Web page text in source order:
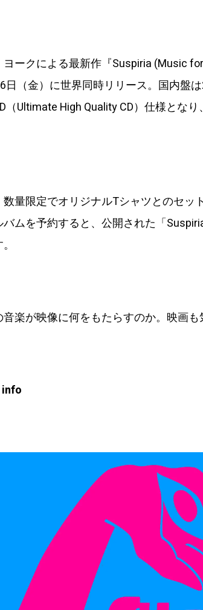
ヨークによる最新作『Suspiria (Music
日（金）に世界同時リリース。国内盤
（Ultimate High Quality CD）仕様とな
数量限定でオリジナルTシャツとのセッ
バムを予約すると、公開された「
音楽が映像に何をもたらすのか。映画も